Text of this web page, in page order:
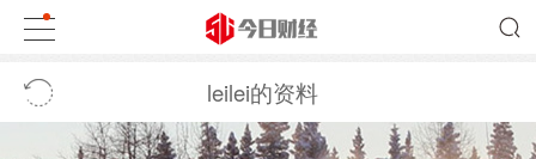
leilei的资料